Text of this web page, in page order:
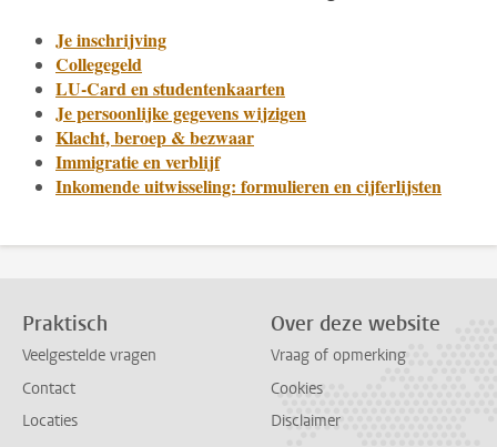
Je inschrijving
Collegegeld
LU-Card en studentenkaarten
Je persoonlijke gegevens wijzigen
Klacht, beroep & bezwaar
Immigratie en verblijf
Inkomende uitwisseling: formulieren en cijferlijsten
Praktisch
Veelgestelde vragen
Contact
Locaties
Over deze website
Vraag of opmerking
Cookies
Disclaimer